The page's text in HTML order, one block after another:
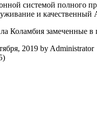
системой
и качественный
Коламбия замеченные в
2019 by Administrator